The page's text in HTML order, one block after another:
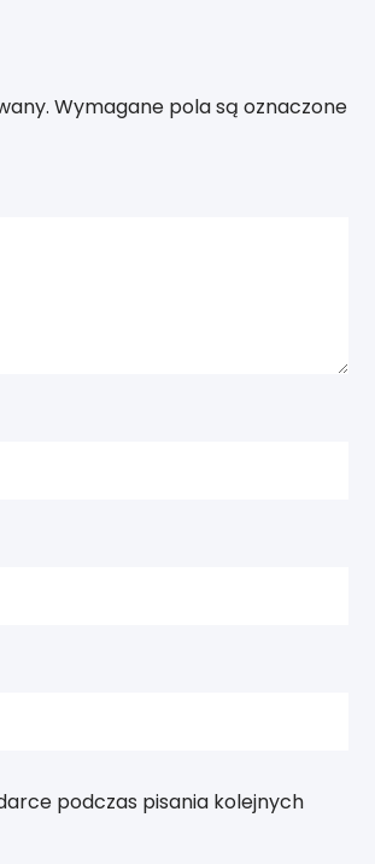
Wymagane pola są oznaczone
podczas pisania kolejnych